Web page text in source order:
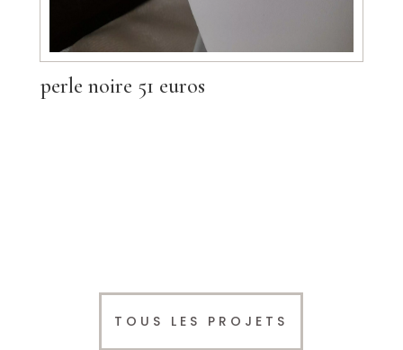
perle noire 51 euros
TOUS LES PROJETS